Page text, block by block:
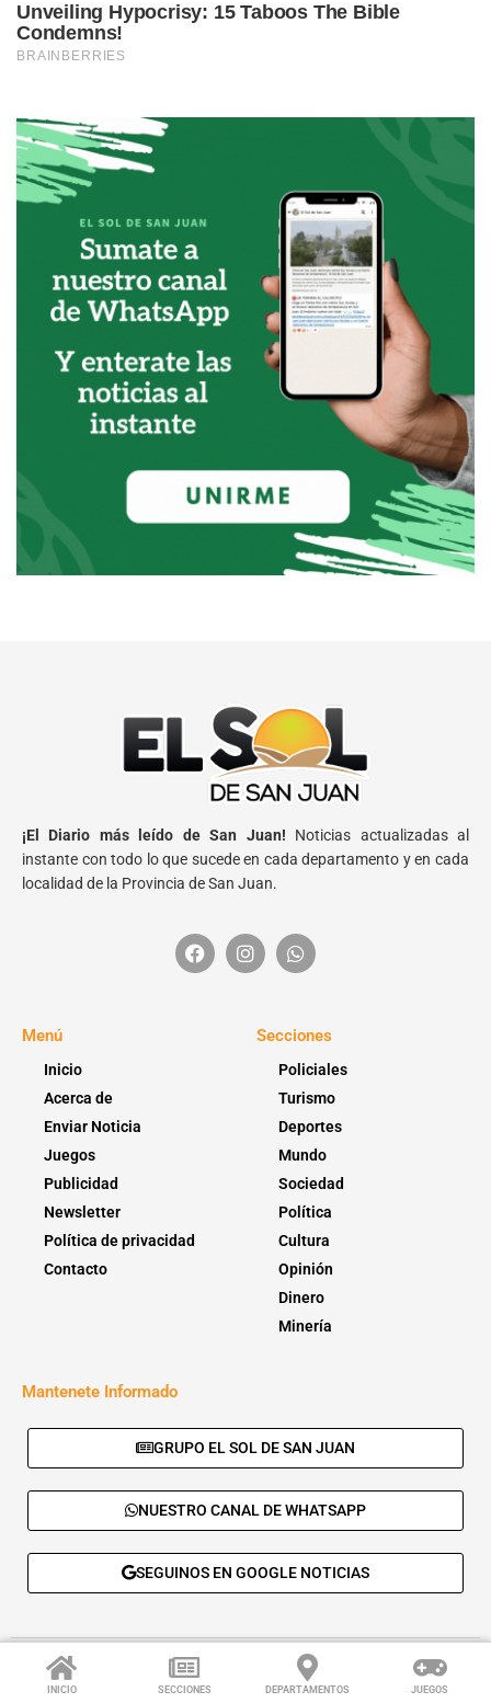
INICIO SECCIONES DEPARTAMENTOS JUEGOS
¡El Diario más leído de San Juan! Noticias actualizadas al
instante con todo lo que sucede en cada departamento y en cada
localidad de la Provincia de San Juan.
Menú
Inicio
Acerca de
Enviar Noticia
Juegos
Publicidad
Newsletter
Política de privacidad
Contacto
Secciones
Policiales
Turismo
Deportes
Mundo
Sociedad
Política
Cultura
Opinión
Dinero
Minería
Mantenete Informado
GRUPO EL SOL DE SAN JUAN
NUESTRO CANAL DE WHATSAPP
SEGUINOS EN GOOGLE NOTICIAS
© 2026 - El Sol de San Juan. Todos los derechos reservados. |
Desarrolla:
Daskalos Solutions